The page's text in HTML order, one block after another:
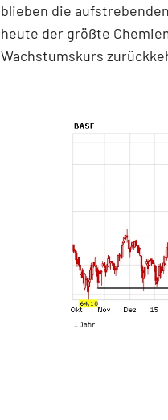
blieben die
heute der größte
Wachstumskurs